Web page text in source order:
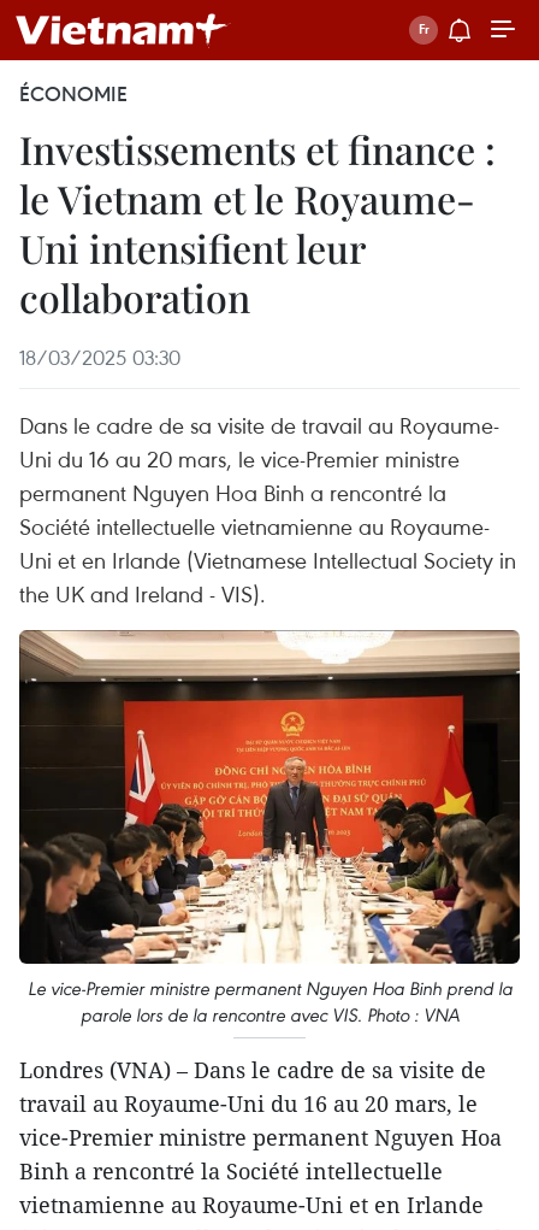
ÉCONOMIE
Investissements et finance :
le Vietnam et le Royaume-
Uni intensifient leur
collaboration
18/03/2025 03:30
Dans le cadre de sa visite de travail au Royaume-
Uni du 16 au 20 mars, le vice-Premier ministre
permanent Nguyen Hoa Binh a rencontré la
Société intellectuelle vietnamienne au Royaume-
Uni et en Irlande (Vietnamese Intellectual Society in
the UK and Ireland - VIS).
Le vice-Premier ministre permanent Nguyen Hoa Binh prend la
parole lors de la rencontre avec VIS. Photo : VNA
Londres (VNA) – Dans le cadre de sa visite de
travail au Royaume-Uni du 16 au 20 mars, le
vice-Premier ministre permanent Nguyen Hoa
Binh a rencontré la Société intellectuelle
vietnamienne au Royaume-Uni et en Irlande